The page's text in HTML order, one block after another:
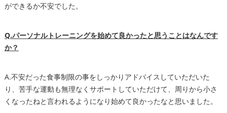
ができるか不安でした。
Q.パーソナルトレーニングを始めて良かったと思うことはなんです
か？
A.不安だった食事制限の事をしっかりアドバイスしていただいた
り、苦手な運動も無理なくサポートしていただけて、周りから小さ
くなったねと言われるようになり始めて良かったなと思いました。